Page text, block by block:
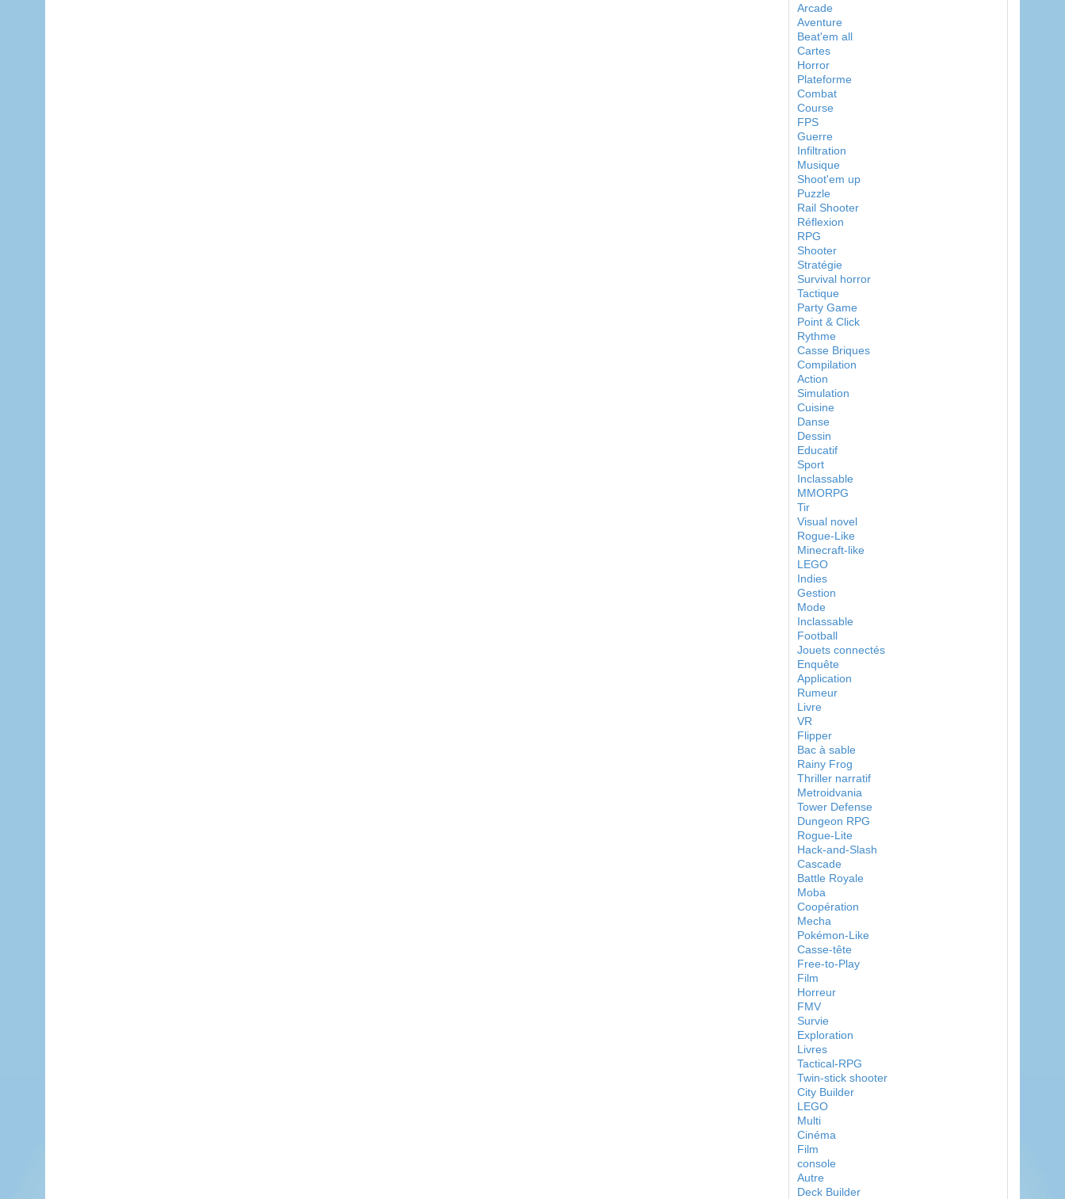
Arcade
Aventure
Beat'em all
Cartes
Horror
Plateforme
Combat
Course
FPS
Guerre
Infiltration
Musique
Shoot'em up
Puzzle
Rail Shooter
Réflexion
RPG
Shooter
Stratégie
Survival horror
Tactique
Party Game
Point & Click
Rythme
Casse Briques
Compilation
Action
Simulation
Cuisine
Danse
Dessin
Educatif
Sport
Inclassable
MMORPG
Tir
Visual novel
Rogue-Like
Minecraft-like
LEGO
Indies
Gestion
Mode
Inclassable
Football
Jouets connectés
Enquête
Application
Rumeur
Livre
VR
Flipper
Bac à sable
Rainy Frog
Thriller narratif
Metroidvania
Tower Defense
Dungeon RPG
Rogue-Lite
Hack-and-Slash
Cascade
Battle Royale
Moba
Coopération
Mecha
Pokémon-Like
Casse-tête
Free-to-Play
Film
Horreur
FMV
Survie
Exploration
Livres
Tactical-RPG
Twin-stick shooter
City Builder
LEGO
Multi
Cinéma
Film
console
Autre
Deck Builder